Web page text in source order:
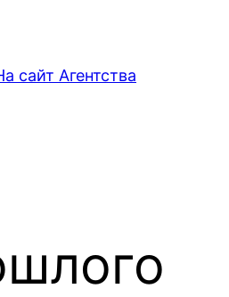
сайт Агентства